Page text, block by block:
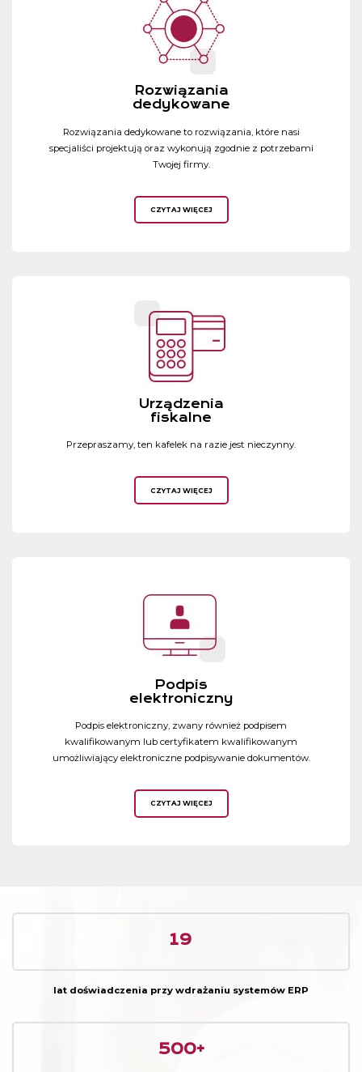
Rozwiązania
dedykowane
Rozwiązania dedykowane to rozwiązania, które nasi
specjaliści projektują oraz wykonują zgodnie z potrzebami
Twojej firmy.
CZYTAJ WIĘCEJ
Urządzenia
fiskalne
Przepraszamy, ten kafelek na razie jest nieczynny.
CZYTAJ WIĘCEJ
Podpis
elektroniczny
Podpis elektroniczny, zwany również podpisem
kwalifikowanym lub certyfikatem kwalifikowanym
umożliwiający elektroniczne podpisywanie dokumentów.
CZYTAJ WIĘCEJ
19
lat doświadczenia przy wdrażaniu systemów ERP
500+